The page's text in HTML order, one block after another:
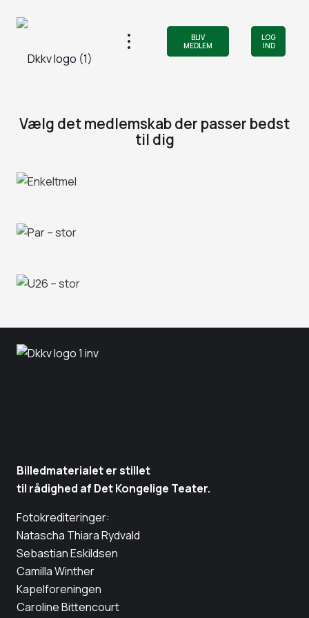
BLIV
MEDLEM
LOG
IND
Vælg det medlemskab der passer bedst
til dig
Billedmaterialet er stillet
til rådighed af Det Kongelige Teater.
Fotokrediteringer:
Natascha Thiara Rydvald
Sebastian Eskildsen
Camilla Winther
Kapelforeningen
Caroline Bittencourt